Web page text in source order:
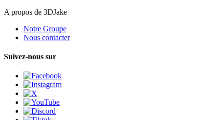
A propos de 3DJake
Notre Groupe
Nous contacter
Suivez-nous sur